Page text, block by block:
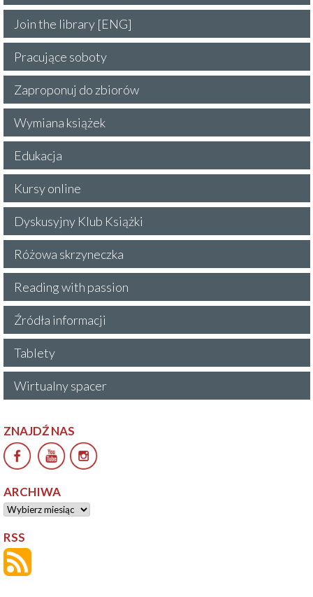
Join the library [ENG]
Pracujące soboty
Zaproponuj do zbiorów
Wymiana książek
Edukacja
Kursy online
Dyskusyjny Klub Książki
Różowa skrzyneczka
Reading with passion
Źródła informacji
Tablety
Wirtualny spacer
ZNAJDŹ NAS
ARCHIWA
Archiwa
RSS